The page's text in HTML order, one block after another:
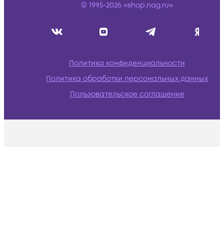
© 1995-2026 «shop.nag.ru»
Политика конфиденциальности
Политика обработки персональных данных
Пользовательское соглашение